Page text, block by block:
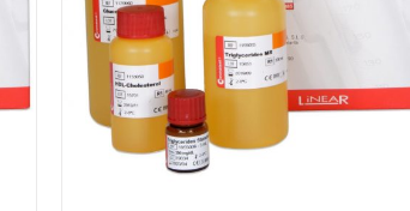
Valorado
con
1.00
de
5
QUICK VIEW